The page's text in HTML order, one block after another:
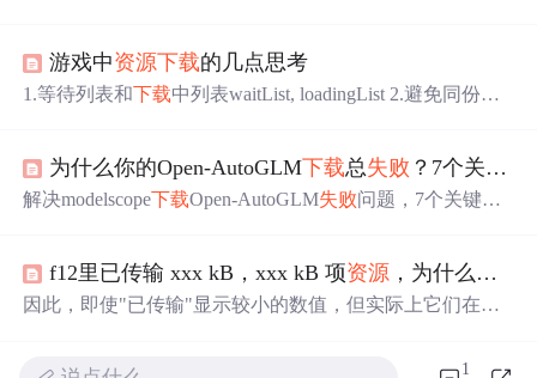
tStream; import java.net.HttpURLConnection; import java.net.U
RL; import java.nio.charset.StandardCharsets; import java.util.A
游戏中资源下载的几点思考
1.等待列表和下载中列表waitList, loadingList 2.避免同份资
加载后以url为键, 文件为值作hashmap缓存 3.下载 队列规模:
单线程还是多线程. 一次下载1个还是多个. 4.失败重试失...
为什么你的Open-AutoGLM下载总失败 ？7个关键排查点必须掌握
解决modelscope下载Open-AutoGLM失败问题，7个关键排
环境，值得收藏。
f12里已传输 xxx kB，xxx kB 项资源 ，为什么不一样（存档自用）
因此，即使"已传输"显示较小的数值，但实际上它们在浏
1